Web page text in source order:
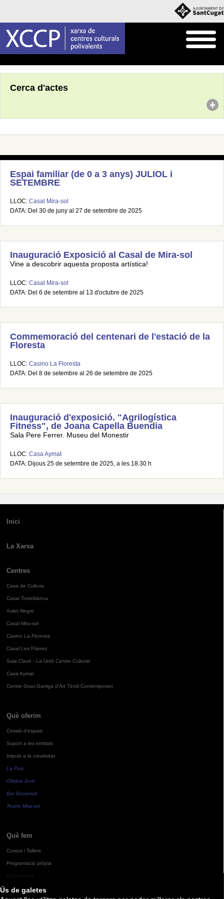
Ús de galetes
Cerca d'actes
Espai familiar (de 0 a 3 anys) JULIOL i
SETEMBRE
LLOC: Casal Mira-sol
DATA: Del 30 de juny al 27 de setembre de 2025
Inauguració Exposició al Casal de Mira-sol
Vine a descobrir aquesta proposta artística!
LLOC: Casal Mira-sol
DATA: Del 6 de setembre al 13 d'octubre de 2025
Commemoració del centenari de l'estació de la
Floresta
LLOC: Casino La Floresta
DATA: Del 8 de setembre al 26 de setembre de 2025
Inauguració d'exposició. "Agrilogística
Fitness", de Joana Capella Buendia
Sala Pere Ferrer. Museu del Monestir
LLOC: Casa Aymat
DATA: Dijous 25 de setembre de 2025, a les 18.30 h
Inici
La Xarxa
Centres
Casa de Cultura
Casal Torreblanca
Xalet Negre
Casal Mira-sol
Casino La Floresta
Casal Les Planes
Sala Clavé - La Unió Centre Cultural
Casa Aymat
Centre Grau-Garriga d'Art Tèxtil Contemporani
Què oferim
Cessió d'espais
Suport a les entitats
Impuls a la creativitat
La Pua
Oficina Jove
Bar Bocamoll
Teatre Mira-sol
Què fem
Cursos i Tallers
Programació pròpia